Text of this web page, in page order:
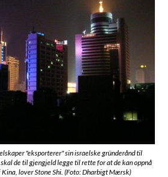
"eksporterer" sin israelske gründerånd til
de til gjengjeld legge til rette for at de kan oppnå
lover Stone Shi. (Foto: Dharbigt Mærsk)